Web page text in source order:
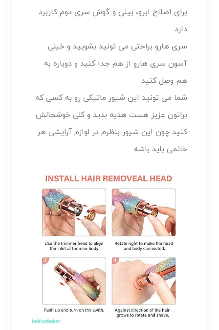
برای اصلاح ابرو، بینی و گوش سری دوم کاربرد
دارد
سری هارو براحتی می تونید بشویید و خیلی
آسون سری هارو از هم جدا کنید و دوباره به
هم وصل کنید
شما می تونید این شیور ماتیکی رو به کسی که
براتون عزیز هست هدیه بدید و کلی خوشحالش
کنید چون این شیور بنظرم در لوازم آرایشی هر
خانمی باید باشه